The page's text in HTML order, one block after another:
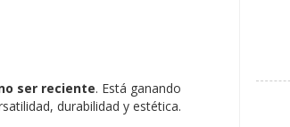
ser reciente. Está ganando
durabilidad y estética.